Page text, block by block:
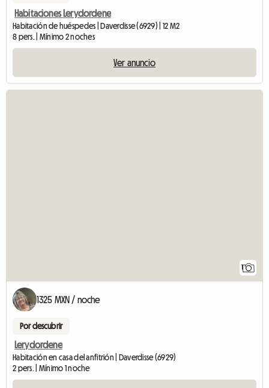
Habitaciones Lerydordene
Habitación de huéspedes | Daverdisse (6929) | 12 M2
8 pers. | Mínimo 2 noches
Ver anuncio
1
1325 MXN / noche
Por descubrir
Lerydordene
Habitación en casa del anfitrión | Daverdisse (6929)
2 pers. | Mínimo 1 noche